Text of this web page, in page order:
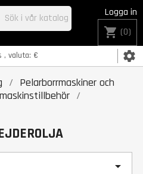
, valuta: € settings
Logga in
shopping_cart (0)
Pelarborrmaskiner och
